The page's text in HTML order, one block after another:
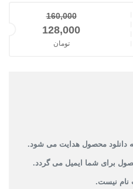
160,000
قیمت اصلی: 160,000تومان بود.
128,000
تومان
دانلود محصول هدایت می شود.
برای شما ایمیل می گردد.
نام نیست.